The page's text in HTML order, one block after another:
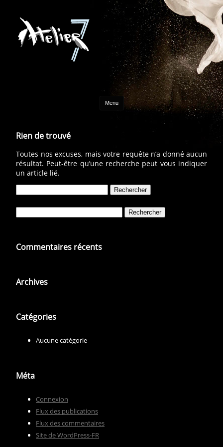
Menu Aller au contenu
Rien de trouvé
Toutes nos excuses, mais votre requête n’a donné aucun
résultat. Peut-être qu’une recherche peut vous indiquer
un article lié.
Commentaires récents
Archives
Catégories
Aucune catégorie
Méta
Connexion
Flux des publications
Flux des commentaires
Site de WordPress-FR